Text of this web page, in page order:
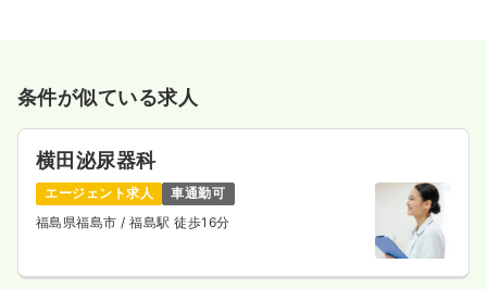
条件が似ている求人
横田泌尿器科
エージェント求人
車通勤可
福島県福島市 / 福島駅 徒歩16分